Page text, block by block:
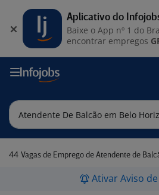
44 Vagas de Emprego de Atendente de Balcão em
Ativar Aviso
Aplicativo do
Baixe o App nº 1 do
encontrar empregos